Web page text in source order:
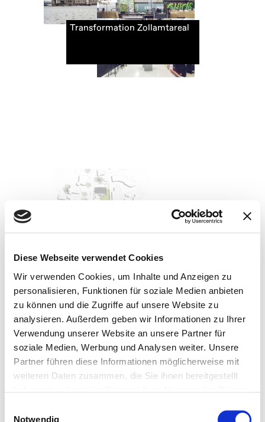
Diese Webseite verwendet Cookies
Wir verwenden Cookies, um Inhalte und Anzeigen zu
personalisieren, Funktionen für soziale Medien anbieten
zu können und die Zugriffe auf unsere Website zu
analysieren. Außerdem geben wir Informationen zu Ihrer
Verwendung unserer Website an unsere Partner für
soziale Medien, Werbung und Analysen weiter. Unsere
Partner führen diese Informationen möglicherweise mit
weiteren Daten zusammen, die Sie ihnen bereitgestellt
Notwendig
Transformation Zollamtareal
Neubau Haus der katholischen